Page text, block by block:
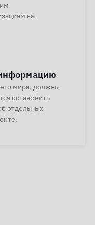
на
мира, должны
остановить
отдельных